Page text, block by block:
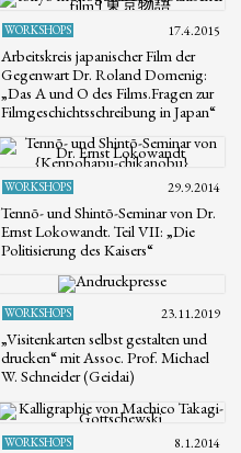
WORKSHOPS 17.4.2015
Arbeitskreis japanischer Film der
Gegenwart Dr. Roland Domenig:
„Das A und O des Films.Fragen zur
Filmgeschichtsschreibung in Japan“
WORKSHOPS 29.9.2014
Tennō- und Shintō-Seminar von Dr.
Ernst Lokowandt. Teil VII: „Die
Politisierung des Kaisers“
WORKSHOPS 23.11.2019
„Visitenkarten selbst gestalten und
drucken“ mit Assoc. Prof. Michael
W. Schneider (Geidai)
WORKSHOPS 8.1.2014